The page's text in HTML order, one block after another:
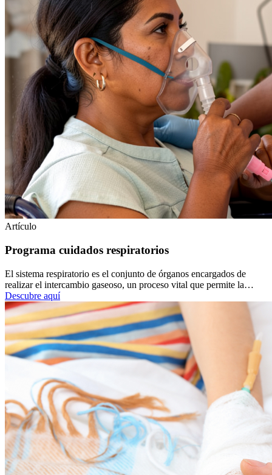
Artículo
Programa cuidados respiratorios
El sistema respiratorio es el conjunto de órganos encargados de
realizar el intercambio gaseoso, un proceso vital que permite la…
Descubre aquí